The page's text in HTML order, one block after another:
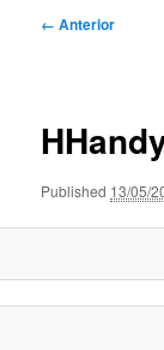
Navegador
← Anterior
Published 13/05/